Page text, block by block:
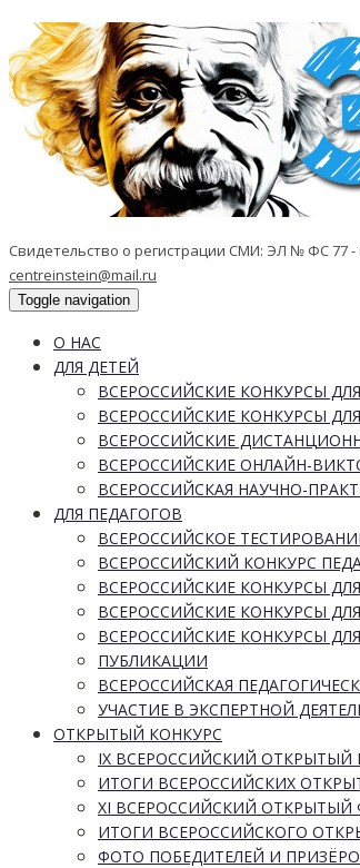
Свидетельство о регистрации СМИ: ЭЛ № ФС 77 -
centreinstein@mail.ru
Toggle navigation
О НАС
ДЛЯ ДЕТЕЙ
ВСЕРОССИЙСКИЕ КОНКУРСЫ
ВСЕРОССИЙСКИЕ КОНКУРСЫ
ВСЕРОССИЙСКИЕ
ВСЕРОССИЙСКИЕ ОНЛАЙН-
ВСЕРОССИЙСКАЯ НАУЧНО-
ДЛЯ ПЕДАГОГОВ
ВСЕРОССИЙСКОЕ
ВСЕРОССИЙСКИЙ КОНКУРС
ВСЕРОССИЙСКИЕ КОНКУРСЫ
ВСЕРОССИЙСКИЕ КОНКУРСЫ
ВСЕРОССИЙСКИЕ КОНКУРСЫ
ПУБЛИКАЦИИ
ВСЕРОССИЙСКАЯ
УЧАСТИЕ В ЭКСПЕРТНОЙ
ОТКРЫТЫЙ КОНКУРС
IX ВСЕРОССИЙСКИЙ ОТКРЫТЫЙ
ИТОГИ ВСЕРОССИЙСКИХ
XI ВСЕРОССИЙСКИЙ
ИТОГИ ВСЕРОССИЙСКОГО
ФОТО ПОБЕДИТЕЛЕЙ И